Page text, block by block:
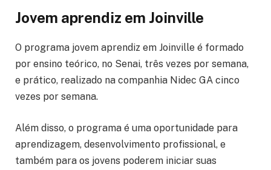
Jovem aprendiz em Joinville
O programa jovem aprendiz em Joinville é formado
por ensino teórico, no Senai, três vezes por semana,
e prático, realizado na companhia Nidec GA cinco
vezes por semana.
Além disso, o programa é uma oportunidade para
aprendizagem, desenvolvimento profissional, e
também para os jovens poderem iniciar suas